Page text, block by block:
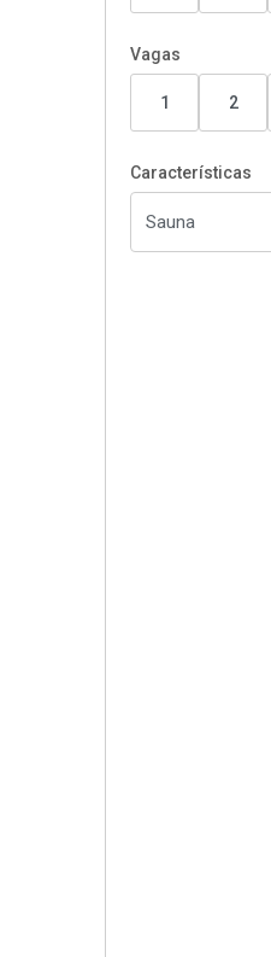
Vagas
1 2
Características